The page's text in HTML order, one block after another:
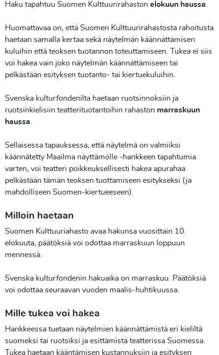
Haku tapahtuu Suomen Kulttuurirahaston elokuun haussa
Huomattavaa on, että Suomen Kulttuurirahastosta rahoitusta
haetaan samalla kertaa sekä näytelmän käännättämisen
kuluihin että teoksen tuotannon toteuttamiseen. Tukea ei siis
voi hakea vain joko näytelmän käännättämiseen tai
pelkästään esityksen tuotanto- tai kiertuekuluihin.
Svenska kulturfondenilta haetaan ruotsinnoksiin ja
ruotsinkielisiin teatterituotantoihin rahaston marraskuun
haussa
Sellaisessa tapauksessa, että näytelmä on valmiiksi
käännätetty Maailma näyttämölle -hankkeen tapahtumia
varten, voi teatteri poikkeuksellisesti hakea apurahaa
pelkästään tämän teoksen tuottamiseen esitykseksi (ja
mahdolliseen Suomen-kiertueeseen).
Milloin haetaan
Suomen Kulttuuriahasto avaa hakunsa vuosittain 10.
elokuuta, päätöksiä voi odottaa marraskuun loppuun
mennessä.
Svenska kulturfondenin hakuaika on marraskuu. Päätöksiä
voi odottaa seuraavan vuoden maalis-huhtikuussa.
Mille tukea voi hakea
Hankkeessa tuetaan näytelmien käännättämistä eri kieliltä
suomeksi tai ruotsiksi ja esittämistä teatterissa Suomessa.
Tukea haetaan kääntämisen kustannuksiin ja esityksen